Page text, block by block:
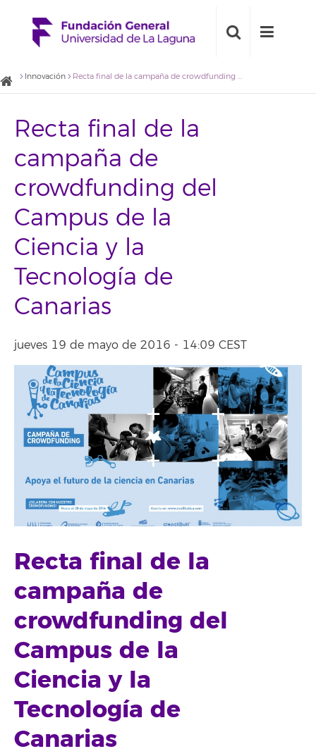
Innovación Recta final de la campaña de crowdfunding del Campus de la Ciencia y la Tecnología de Canarias
Recta final de la
campaña de
crowdfunding del
Campus de la
Ciencia y la
Tecnología de
Canarias
jueves 19 de mayo de 2016 - 14:09 CEST
Recta final de la
campaña de
crowdfunding del
Campus de la
Ciencia y la
Tecnología de
Canarias